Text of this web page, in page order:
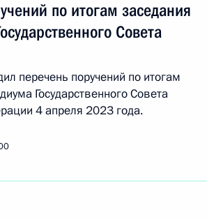
по итогам заседания
Совета
перечень поручений по итогам
Государственного Совета
4 апреля 2023 года.